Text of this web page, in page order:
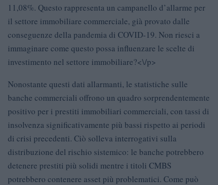
11,08%. Questo rappresenta un campanello d’allarme per
il settore immobiliare commerciale, già provato dalle
conseguenze della pandemia di COVID-19. Non riesci a
immaginare come questo possa influenzare le scelte di
investimento nel settore immobiliare?<\/p>
Nonostante questi dati allarmanti, le statistiche sulle
banche commerciali offrono un quadro sorprendentemente
positivo per i prestiti immobiliari commerciali, con tassi di
insolvenza significativamente più bassi rispetto ai periodi
di crisi precedenti. Ciò solleva interrogativi sulla
distribuzione del rischio sistemico: le banche potrebbero
detenere prestiti più solidi mentre i titoli CMBS
potrebbero contenere asset più problematici. Come può